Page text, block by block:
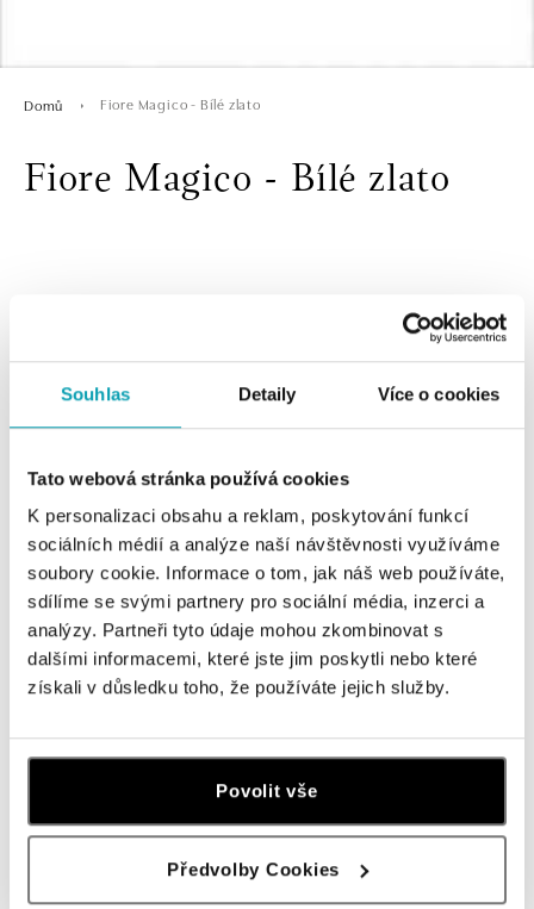
Souhlas Detaily Více o cookies
Tato webová stránka používá cookies
K personalizaci obsahu a reklam, poskytování funkcí
sociálních médií a analýze naší návštěvnosti využíváme
soubory cookie. Informace o tom, jak náš web používáte,
sdílíme se svými partnery pro sociální média, inzerci a
analýzy. Partneři tyto údaje mohou zkombinovat s
dalšími informacemi, které jste jim poskytli nebo které
získali v důsledku toho, že používáte jejich služby.
Povolit vše
Předvolby Cookies
Domů Fiore Magico - Bílé zlato
Fiore Magico - Bílé zlato
Náušnice s diamanty Fiore Magico
od 167 400 Kč